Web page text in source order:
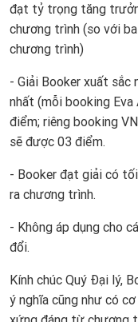
đạt tỷ trọng tăng
chương trình (so với
chương trình)
- Giải Booker xuất sắc
nhất (mỗi booking
điểm; riêng booking
sẽ được 03 điểm.
- Booker đạt giải có
ra chương trình.
- Không áp dụng cho
đổi.
Kính chúc Quý Đại lý,
ý nghĩa cũng như có